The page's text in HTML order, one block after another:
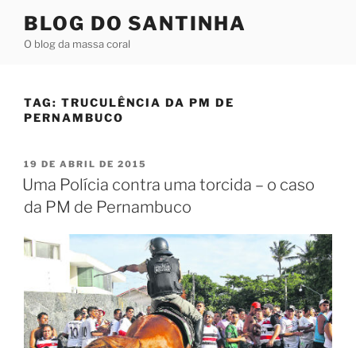
BLOG DO SANTINHA
O blog da massa coral
TAG: TRUCULÊNCIA DA PM DE
PERNAMBUCO
PUBLICADO
EM
19 DE ABRIL DE 2015
Uma Polícia contra uma torcida – o caso
da PM de Pernambuco